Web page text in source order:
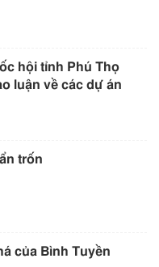
hội tỉnh Phú Thọ
luận về các dự án
trốn
của Bình Tuyền